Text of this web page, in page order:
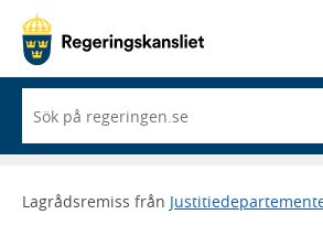
du
börjar
skriva
framträder
Lagrådsremiss från